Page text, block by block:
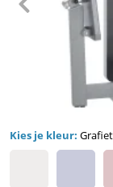
Kies je kleur: Grafiet